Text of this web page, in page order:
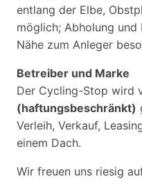
entlang der Elbe,
möglich; Abholung
Nähe zum Anleger
Betreiber und Marke
Der Cycling-Stop wird
(haftungsbeschränkt)
Verleih, Verkauf,
einem Dach.
Wir freuen uns riesig